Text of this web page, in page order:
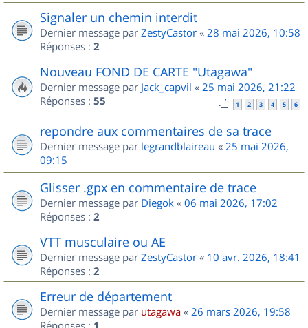
Signaler un chemin interdit
Dernier message par ZestyCastor « 28 mai 2026, 10:58
Réponses : 2
Nouveau FOND DE CARTE "Utagawa"
Dernier message par Jack_capvil « 25 mai 2026, 21:22
Réponses : 55 1 2 3 4 5 6
repondre aux commentaires de sa trace
Dernier message par legrandblaireau « 25 mai 2026,
09:15
Glisser .gpx en commentaire de trace
Dernier message par Diegok « 06 mai 2026, 17:02
Réponses : 2
VTT musculaire ou AE
Dernier message par ZestyCastor « 10 avr. 2026, 18:41
Réponses : 2
Erreur de département
Dernier message par utagawa « 26 mars 2026, 19:58
Réponses :